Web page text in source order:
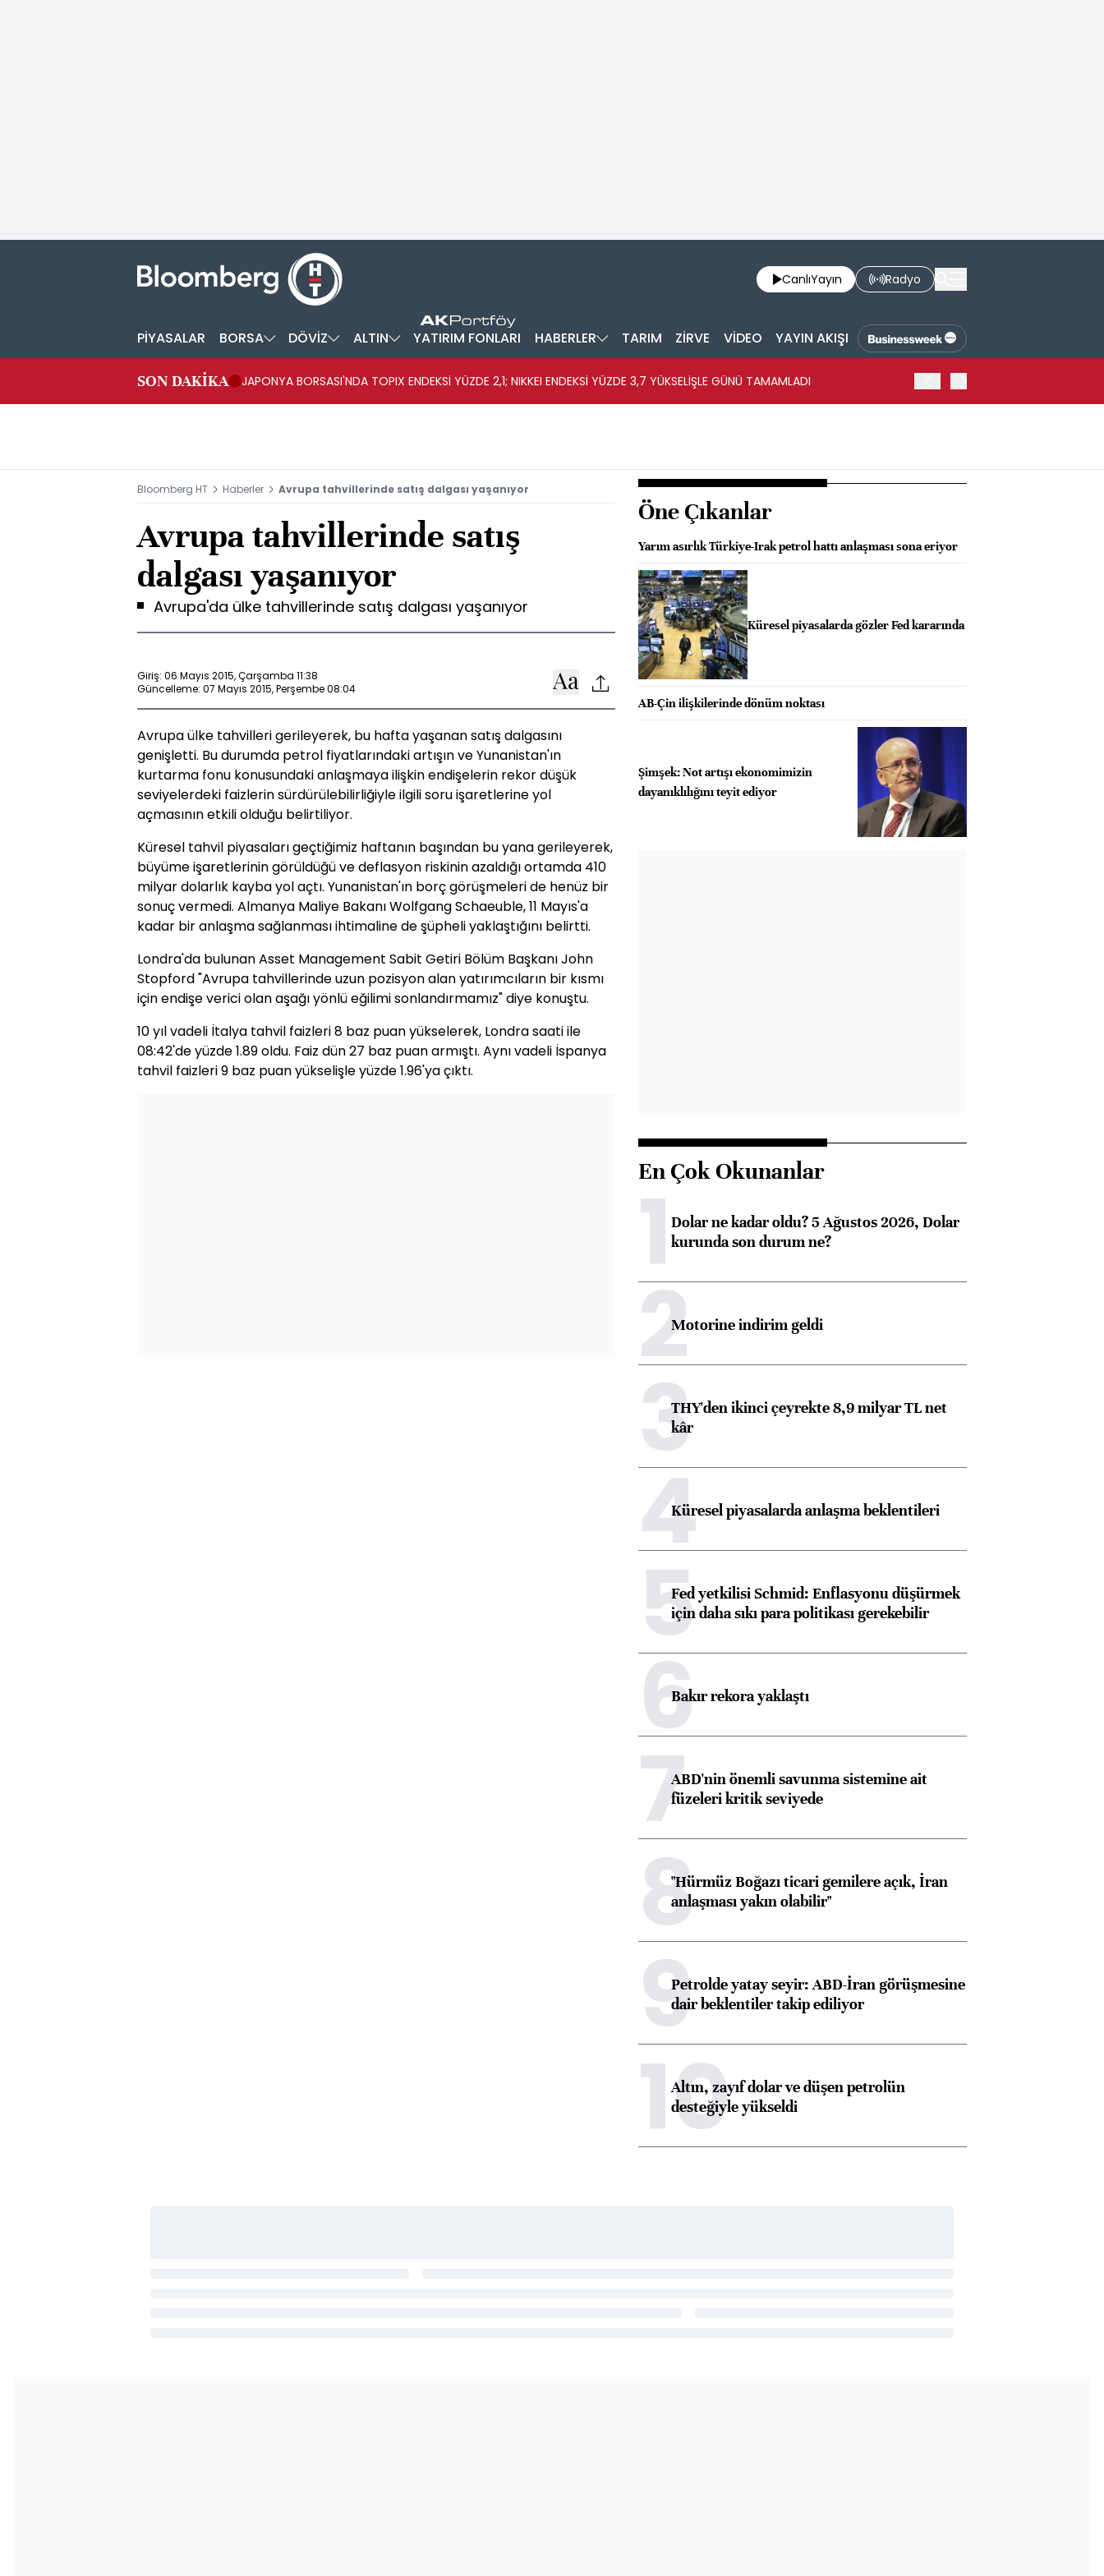
CanlıYayın Radyo
PİYASALAR BORSA DÖVİZ ALTIN YATIRIM FONLARI HABERLER TARIM ZİRVE VİDEO YAYIN AKIŞI
SON DAKİKA JAPONYA BORSASI'NDA TOPIX ENDEKSİ YÜZDE 2,1; NIKKEI ENDEKSİ YÜZDE 3,7 YÜKSELİŞLE GÜNÜ TAMAMLADI
Bloomberg HT Haberler Avrupa tahvillerinde satış dalgası yaşanıyor
Avrupa tahvillerinde satış
dalgası yaşanıyor
Avrupa'da ülke tahvillerinde satış dalgası yaşanıyor
Giriş: 06 Mayıs 2015, Çarşamba 11:38
Güncelleme: 07 Mayıs 2015, Perşembe 08:04
Avrupa ülke tahvilleri gerileyerek, bu hafta yaşanan satış dalgasını
genişletti. Bu durumda petrol fiyatlarındaki artışın ve Yunanistan'ın
kurtarma fonu konusundaki anlaşmaya ilişkin endişelerin rekor düşük
seviyelerdeki faizlerin sürdürülebilirliğiyle ilgili soru işaretlerine yol
açmasının etkili olduğu belirtiliyor.
Küresel tahvil piyasaları geçtiğimiz haftanın başından bu yana gerileyerek,
büyüme işaretlerinin görüldüğü ve deflasyon riskinin azaldığı ortamda 410
milyar dolarlık kayba yol açtı. Yunanistan'ın borç görüşmeleri de henüz bir
sonuç vermedi. Almanya Maliye Bakanı Wolfgang Schaeuble, 11 Mayıs'a
kadar bir anlaşma sağlanması ihtimaline de şüpheli yaklaştığını belirtti.
Londra'da bulunan Asset Management Sabit Getiri Bölüm Başkanı John
Stopford "Avrupa tahvillerinde uzun pozisyon alan yatırımcıların bir kısmı
için endişe verici olan aşağı yönlü eğilimi sonlandırmamız" diye konuştu.
10 yıl vadeli İtalya tahvil faizleri 8 baz puan yükselerek, Londra saati ile
08:42'de yüzde 1.89 oldu. Faiz dün 27 baz puan armıştı. Aynı vadeli İspanya
tahvil faizleri 9 baz puan yükselişle yüzde 1.96'ya çıktı.
Öne Çıkanlar
Yarım asırlık Türkiye-Irak petrol hattı anlaşması sona eriyor
Küresel piyasalarda gözler Fed kararında
AB-Çin ilişkilerinde dönüm noktası
Şimşek: Not artışı ekonomimizin
dayanıklılığını teyit ediyor
En Çok Okunanlar
1Dolar ne kadar oldu? 5 Ağustos 2026, Dolar
kurunda son durum ne?
2Motorine indirim geldi
3THY'den ikinci çeyrekte 8,9 milyar TL net
kâr
4Küresel piyasalarda anlaşma beklentileri
5Fed yetkilisi Schmid: Enflasyonu düşürmek
için daha sıkı para politikası gerekebilir
6Bakır rekora yaklaştı
7ABD'nin önemli savunma sistemine ait
füzeleri kritik seviyede
8"Hürmüz Boğazı ticari gemilere açık, İran
anlaşması yakın olabilir"
9Petrolde yatay seyir: ABD-İran görüşmesine
dair beklentiler takip ediliyor
10
Altın, zayıf dolar ve düşen petrolün
desteğiyle yükseldi